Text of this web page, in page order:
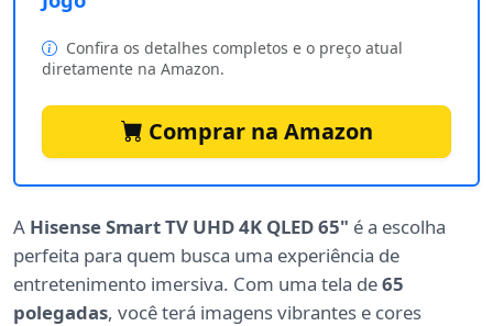
Confira os detalhes completos e o preço atual
diretamente na Amazon.
Comprar na Amazon
A Hisense Smart TV UHD 4K QLED 65" é a escolha
perfeita para quem busca uma experiência de
entretenimento imersiva. Com uma tela de65
polegadas, você terá imagens vibrantes e cores